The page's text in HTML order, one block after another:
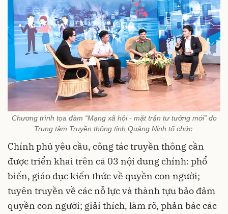
Chương trình tọa đàm “Mạng xã hội - mặt trận tư tưởng mới” do
Trung tâm Truyền thông tỉnh Quảng Ninh tổ chức.
Chính phủ yêu cầu, công tác truyền thông cần
được triển khai trên cả 03 nội dung chính: phổ
biến, giáo dục kiến thức về quyền con người;
tuyên truyền về các nỗ lực và thành tựu bảo đảm
quyền con người; giải thích, làm rõ, phản bác các